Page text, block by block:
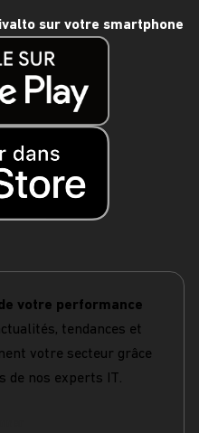
sur votre smartphone
votre performance
tendances et
votre secteur grâce
de nos experts IT.